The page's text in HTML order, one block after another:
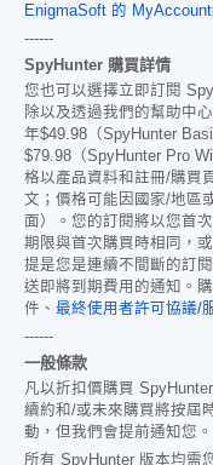
EnigmaSoft 的 MyAccount
------
SpyHunter 購買詳情
您也可以選擇立即訂閱
除以及透過我們的幫助中
年$49.98 （SpyHunter
$79.98 （SpyHunter Pro
格以產品資料和註冊/購買
文；價格可能因國家/地區
面）。您的訂閱將以您首
期限與首次購買時相同，
提是您是連續不間斷的訂
送即將到期費用的通知。
件、 最終使用者許可協議/
------
一般條款
凡以折扣價購買
續約和/或未來購買將按屆
動，但我們會提前通知您。
所有 SpyHunter 版本均需